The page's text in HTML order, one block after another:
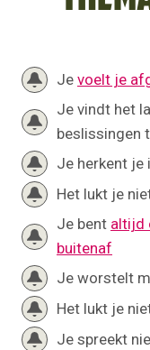
Je voelt je
Je vindt het
beslissingen
Je herkent je
Het lukt je
Je bent altijd
buitenaf
Je worstelt
Het lukt je
Je spreekt